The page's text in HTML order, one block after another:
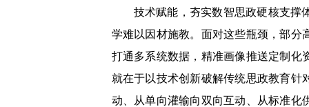
技术赋能，夯实数智思政硬核支撑
学难以因材施教。面对这些瓶颈，部分
打通多系统数据，精准画像推送定制化
就在于以技术创新破解传统思政教育
动、从单向灌输向双向互动、从标准化